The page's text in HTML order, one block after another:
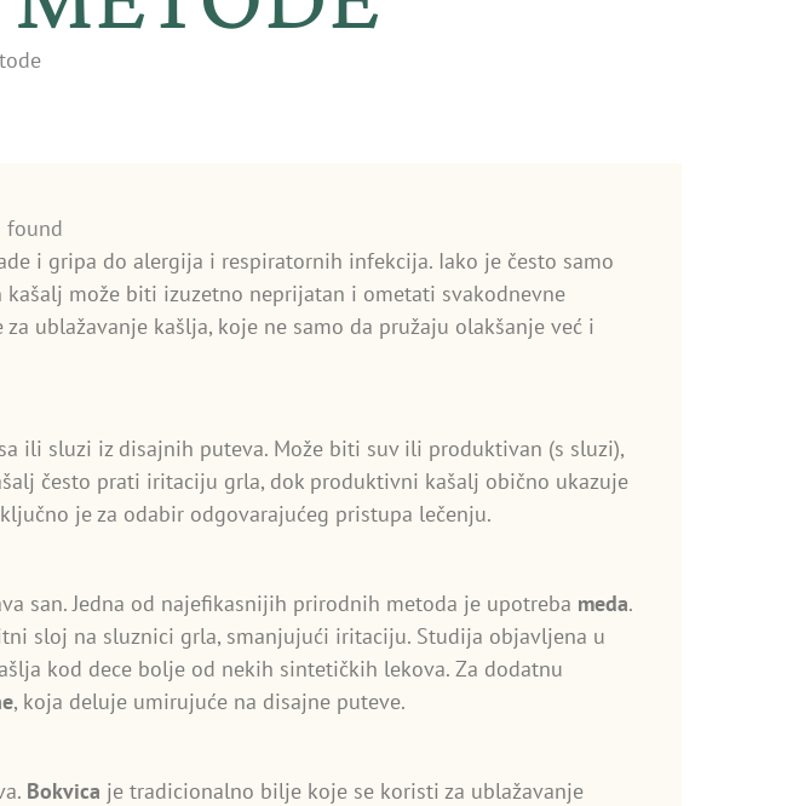
found
i gripa do alergija i respiratornih infekcija. Iako je često samo
može biti izuzetno neprijatan i ometati svakodnevne
ublažavanje kašlja, koje ne samo da pružaju olakšanje već i
ili sluzi iz disajnih puteva. Može biti suv ili produktivan (s sluzi),
često prati iritaciju grla, dok produktivni kašalj obično ukazuje
je za odabir odgovarajućeg pristupa lečenju.
san. Jedna od najefikasnijih prirodnih metoda je upotreba meda.
sloj na sluznici grla, smanjujući iritaciju. Studija objavljena u
kod dece bolje od nekih sintetičkih lekova. Za dodatnu
, koja deluje umirujuće na disajne puteve.
Bokvica je tradicionalno bilje koje se koristi za ublažavanje